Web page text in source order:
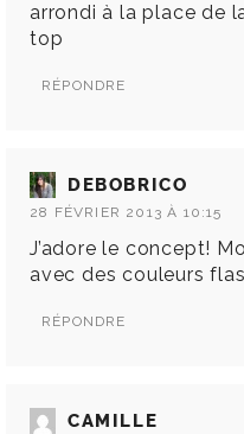
arrondi à la place de
top
RÉPONDRE
DEBOBRICO
28 FÉVRIER 2013 À 10:15
J’adore le concept!
avec des couleurs
RÉPONDRE
CAMILLE